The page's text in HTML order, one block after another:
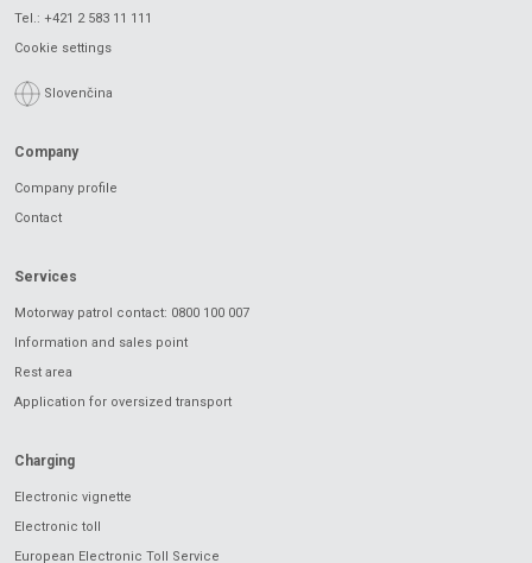
Tel.: +421 2 583 11 111
Cookie settings
Slovenčina
Company
Company profile
Contact
Services
Motorway patrol contact: 0800 100 007
Information and sales point
Rest area
Application for oversized transport
Charging
Electronic vignette
Electronic toll
European Electronic Toll Service